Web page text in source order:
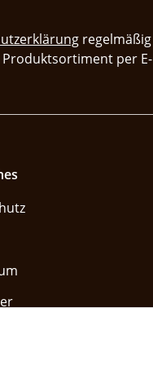
regelmäßig
per E-